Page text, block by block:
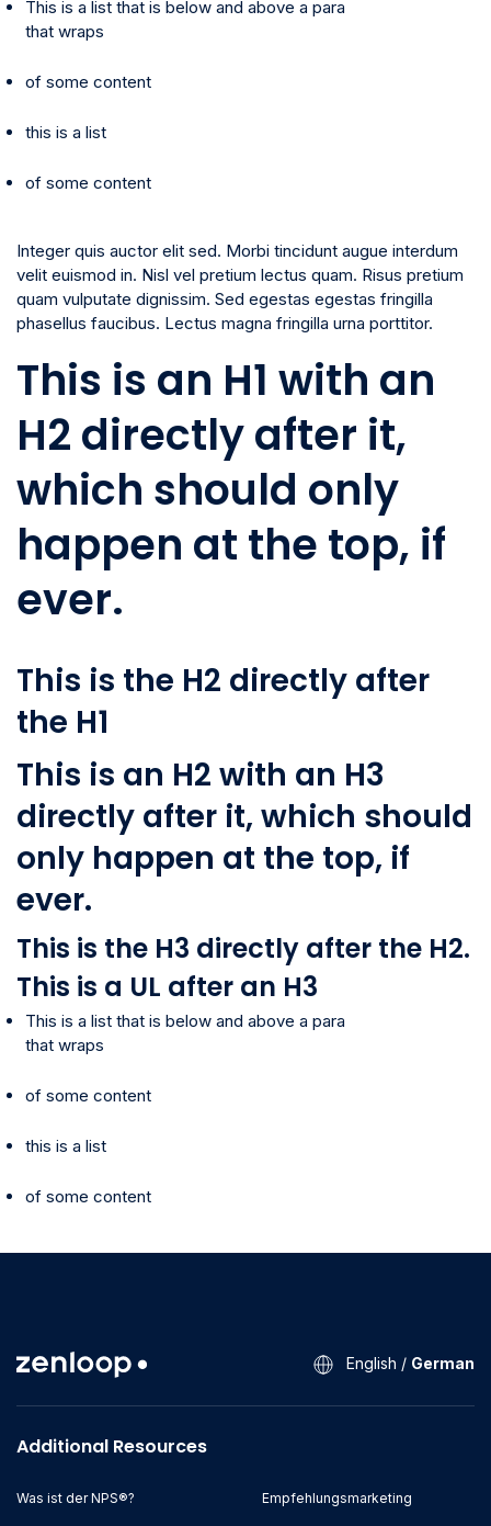
This is a list that is below and above a para
that wraps
of some content
this is a list
of some content
Integer quis auctor elit sed. Morbi tincidunt augue interdum
velit euismod in. Nisl vel pretium lectus quam. Risus pretium
quam vulputate dignissim. Sed egestas egestas fringilla
phasellus faucibus. Lectus magna fringilla urna porttitor.
This is an H1 with an
H2 directly after it,
which should only
happen at the top, if
ever.
This is the H2 directly after
the H1
This is an H2 with an H3
directly after it, which should
only happen at the top, if
ever.
This is the H3 directly after the H2.
This is a UL after an H3
This is a list that is below and above a para
that wraps
of some content
this is a list
of some content
English / German
Additional Resources
Was ist der NPS®? Empfehlungsmarketing